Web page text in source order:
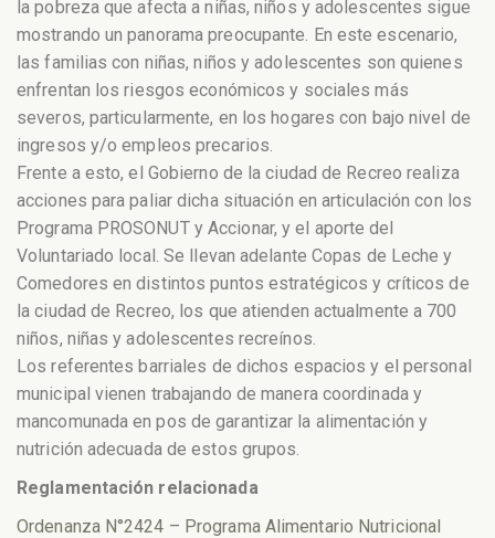
la pobreza que afecta a niñas, niños y adolescentes sigue
mostrando un panorama preocupante. En este escenario,
las familias con niñas, niños y adolescentes son quienes
enfrentan los riesgos económicos y sociales más
severos, particularmente, en los hogares con bajo nivel de
ingresos y/o empleos precarios.
Frente a esto, el Gobierno de la ciudad de Recreo realiza
acciones para paliar dicha situación en articulación con los
Programa PROSONUT y Accionar, y el aporte del
Voluntariado local. Se llevan adelante Copas de Leche y
Comedores en distintos puntos estratégicos y críticos de
la ciudad de Recreo, los que atienden actualmente a 700
niños, niñas y adolescentes recreínos.
Los referentes barriales de dichos espacios y el personal
municipal vienen trabajando de manera coordinada y
mancomunada en pos de garantizar la alimentación y
nutrición adecuada de estos grupos.
Reglamentación relacionada
Ordenanza N°2424 – Programa Alimentario Nutricional